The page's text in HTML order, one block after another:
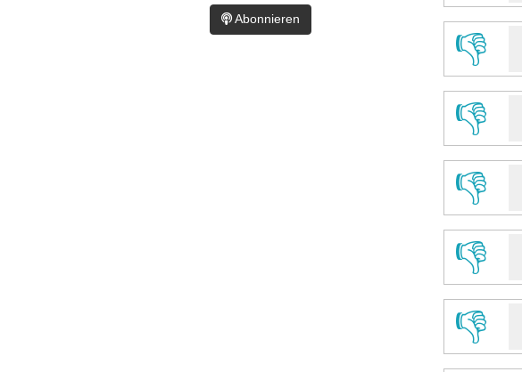
👎
👎
👎
👎
👎
Abonnieren